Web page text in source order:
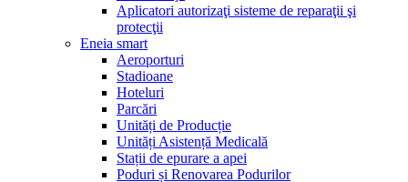
Aplicatori autorizaţi sisteme de reparaţii şi
protecţii
Eneia smart
Aeroporturi
Stadioane
Hoteluri
Parcări
Unități de Producție
Unități Asistență Medicală
Stații de epurare a apei
Poduri și Renovarea Podurilor